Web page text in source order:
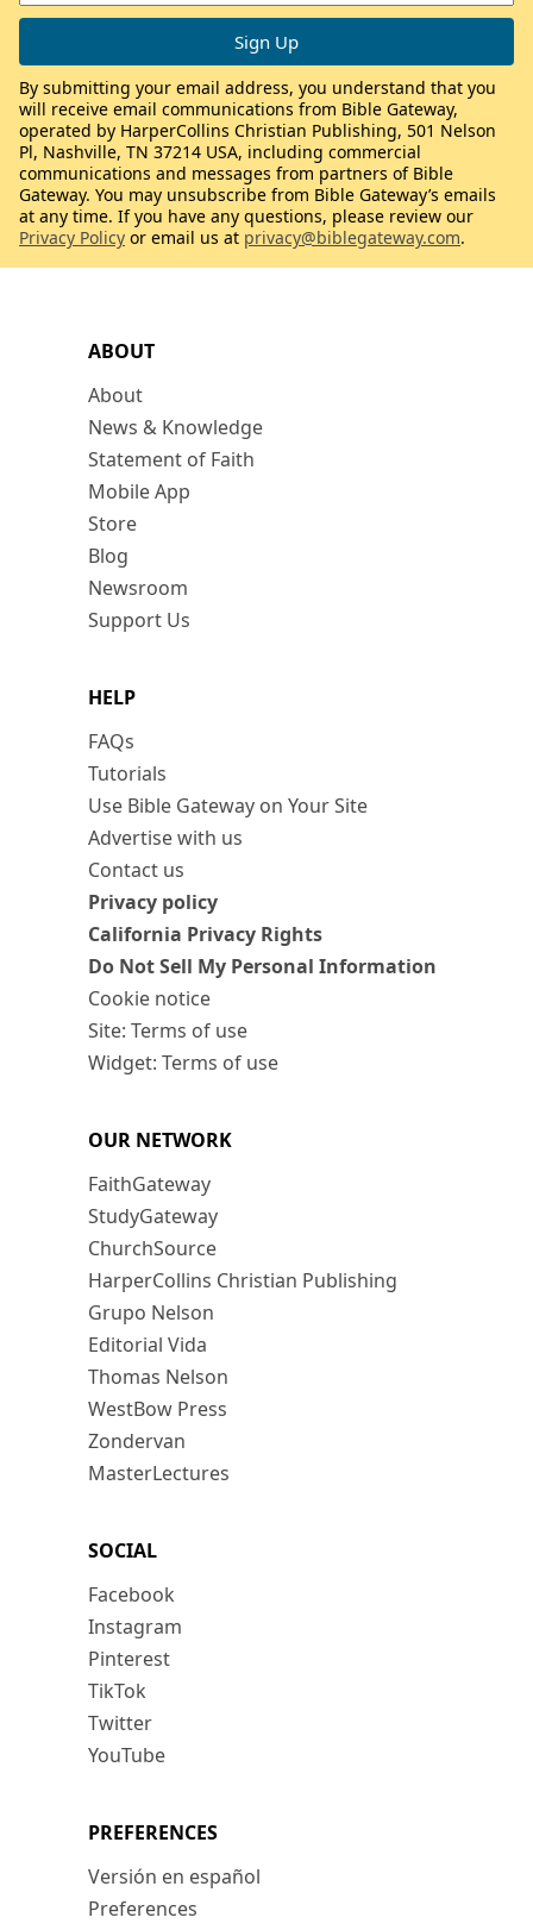
ABOUT
About
News & Knowledge
Statement of Faith
Mobile App
Store
Blog
Newsroom
Support Us
HELP
FAQs
Tutorials
Use Bible Gateway on Your Site
Advertise with us
Contact us
Privacy policy
California Privacy Rights
Do Not Sell My Personal Information
Cookie notice
Site: Terms of use
Widget: Terms of use
OUR NETWORK
FaithGateway
StudyGateway
ChurchSource
HarperCollins Christian Publishing
Grupo Nelson
Editorial Vida
Thomas Nelson
WestBow Press
Zondervan
MasterLectures
SOCIAL
Facebook
Instagram
Pinterest
TikTok
Twitter
YouTube
PREFERENCES
Versión en español
Preferences
By submitting your email address, you understand that you
will receive email communications from Bible Gateway,
operated by HarperCollins Christian Publishing, 501 Nelson
Pl, Nashville, TN 37214 USA, including commercial
communications and messages from partners of Bible
Gateway. You may unsubscribe from Bible Gateway’s emails
at any time. If you have any questions, please review our
Privacy Policy or email us at privacy@biblegateway.com.